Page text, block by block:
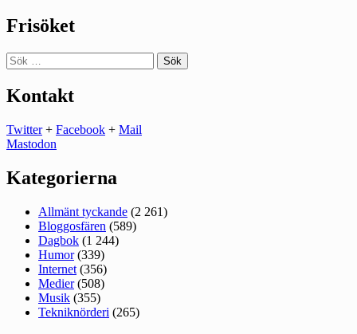
Frisöket
Sök
efter:
Kontakt
Twitter+ Facebook + Mail
Mastodon
Kategorierna
Allmänt tyckande (2 261)
Bloggosfären (589)
Dagbok (1 244)
Humor(339)
Internet (356)
Medier(508)
Musik (355)
Tekniknörderi (265)